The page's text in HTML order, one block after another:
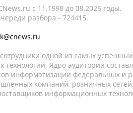
c 11.1998 до 08.2026 годы.
разбора - 724415.
одной из самых
Ядро аудитории
информатизации федеральных и
компаний, розничных
информационных